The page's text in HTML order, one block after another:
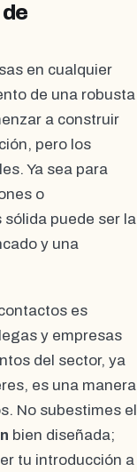
en cualquier
de una robusta
a construir
pero los
Ya sea para
o
puede ser la
y una
es
y empresas
del sector, ya
es una manera
No subestimes el
bien diseñada;
tu introducción a